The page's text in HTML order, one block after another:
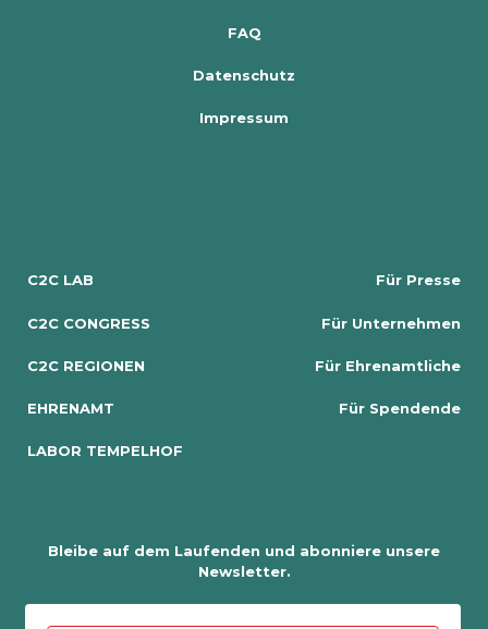
FAQ
Datenschutz
Impressum
C2C LAB
C2C CONGRESS
C2C REGIONEN
EHRENAMT
LABOR TEMPELHOF
Für Presse
Für Unternehmen
Für Ehrenamtliche
Für Spendende
Bleibe auf dem Laufenden und abonniere unsere
Newsletter.